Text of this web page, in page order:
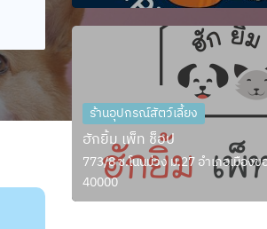
ร้านอุปกรณ์สัตว์เลี้ยง
ฮักยิ้ม เพ็ท ช็อป
773/8 ซ.โนนม่วง ม.27 อำเภอเมือง
40000